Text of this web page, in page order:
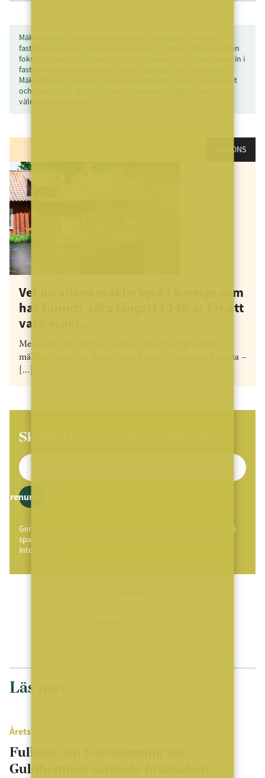
MäklarVärlden är en branschneutral tidning för Sveriges
fastighetsmäklare och leverantörerna till dessa. MäklarVärlden
fokuserar även på alla som har en studieinriktning som leder in i
fastighetsmäklarbranschen. Total upplaga: mer än 8 600 ex.
MäklarVärlden granskar mäklarföretagens strategi, lönsamhet
och kundnytta. MäklarVärlden utkommer årligen med sex
välmatade nummer.
ANNONS
Vet du vilken mäklarbyrå i Sverige som
har funnits allra längst? I 145 år för att
vara exakt…
Med anor från 1881 är Carlsson Ring Sveriges äldsta
mäklarföretag. Nu skrivs nästa kapitel i företagets historia –
[...]
Skaffa MäklarVärldens Nyhetsbrev
Prenumerera
Genom att klicka på "Prenumerera" ger du samtycke till att vi
sparar och använder dina personuppgifter i enlighet med vår
integritetspolicy.
Läs mer
Årets
Fullsatt och feststämning när
Guldhemmet samlade branschen